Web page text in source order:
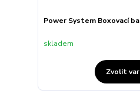
Power System Boxovací
skladem
Zvolit